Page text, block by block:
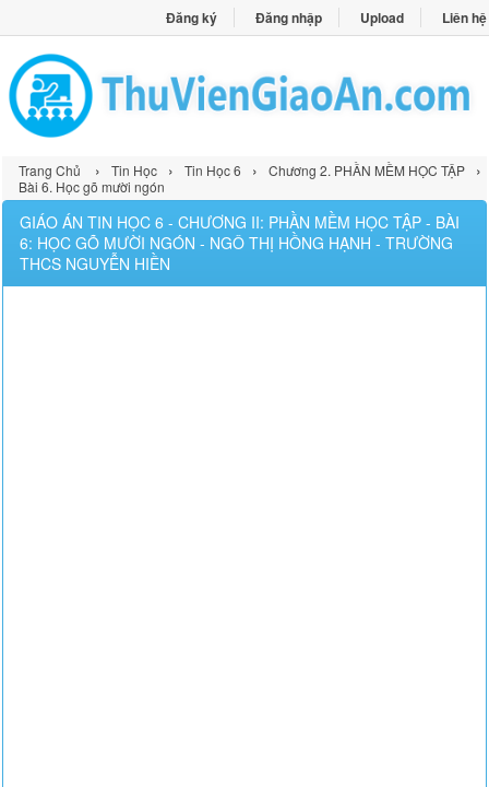
Đăng ký Đăng nhập Upload Liên hệ
Trang Chủ › Tin Học › Tin Học 6 › Chương 2. PHẦN MỀM HỌC TẬP ›
Bài 6. Học gõ mười ngón
GIÁO ÁN TIN HỌC 6 - CHƯƠNG II: PHẦN MỀM HỌC TẬP - BÀI
6: HỌC GÕ MƯỜI NGÓN - NGÔ THỊ HỒNG HẠNH - TRƯỜNG
THCS NGUYỄN HIỀN